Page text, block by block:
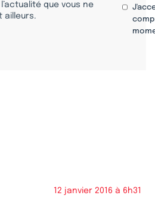
que vous ne
ailleurs.
12 janvier 2016 à 6h31